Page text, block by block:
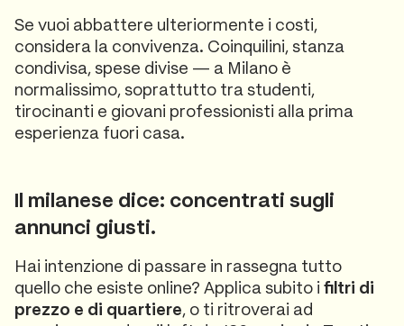
Se vuoi abbattere ulteriormente i costi,
considera la convivenza. Coinquilini, stanza
condivisa, spese divise — a Milano è
normalissimo, soprattutto tra studenti,
tirocinanti e giovani professionisti alla prima
esperienza fuori casa.
Il milanese dice: concentrati sugli
annunci giusti.
Hai intenzione di passare in rassegna tutto
quello che esiste online? Applica subito i filtri di
prezzo e di quartiere, o ti ritroverai ad